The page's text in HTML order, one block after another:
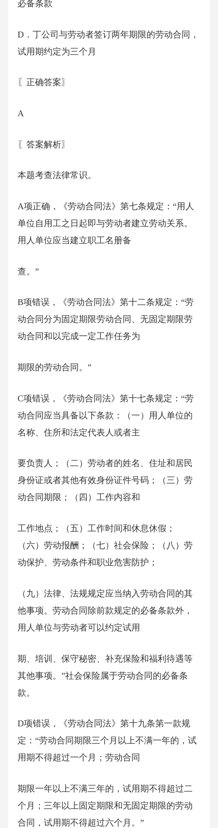
必备条款
D．丁公司与劳动者签订两年期限的劳动合同，
试用期约定为三个月
〖正确答案〗
A
〖答案解析〗
本题考查法律常识。
A项正确，《劳动合同法》第七条规定：“用人
单位自用工之日起即与劳动者建立劳动关系。
用人单位应当建立职工名册备
查。”
B项错误，《劳动合同法》第十二条规定：“劳
动合同分为固定期限劳动合同、无固定期限劳
动合同和以完成一定工作任务为
期限的劳动合同。”
C项错误，《劳动合同法》第十七条规定：“劳
动合同应当具备以下条款：（一）用人单位的
名称、住所和法定代表人或者主
要负责人；（二）劳动者的姓名、住址和居民
身份证或者其他有效身份证件号码；（三）劳
动合同期限；（四）工作内容和
工作地点；（五）工作时间和休息休假；
（六）劳动报酬；（七）社会保险；（八）劳
动保护、劳动条件和职业危害防护；
（九）法律、法规规定应当纳入劳动合同的其
他事项。劳动合同除前款规定的必备条款外，
用人单位与劳动者可以约定试用
期、培训、保守秘密、补充保险和福利待遇等
其他事项。”社会保险属于劳动合同的必备条
款。
D项错误，《劳动合同法》第十九条第一款规
定：“劳动合同期限三个月以上不满一年的，试
用期不得超过一个月；劳动合同
期限一年以上不满三年的，试用期不得超过二
个月；三年以上固定期限和无固定期限的劳动
合同，试用期不得超过六个月。”